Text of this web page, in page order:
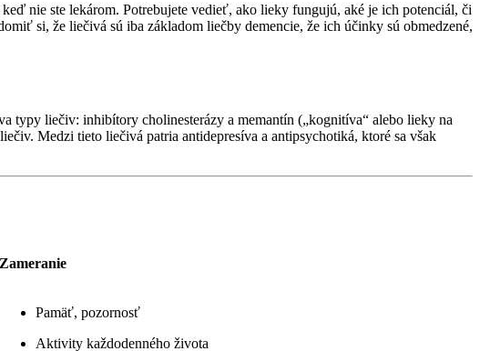
nie ste lekárom. Potrebujete vedieť, ako lieky fungujú, aké je ich potenciál, či
si, že liečivá sú iba základom liečby demencie, že ich účinky sú obmedzené,
typy liečiv: inhibítory cholinesterázy a memantín („kognitíva“ alebo lieky na
Medzi tieto liečivá patria antidepresíva a antipsychotiká, ktoré sa však
Zameranie
Pamäť, pozornosť
Aktivity každodenného života